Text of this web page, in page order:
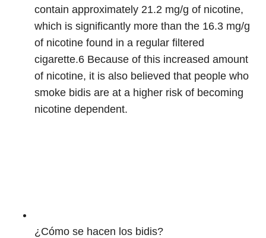
contain approximately 21.2 mg/g of nicotine,
which is significantly more than the 16.3 mg/g
of nicotine found in a regular filtered
cigarette.6 Because of this increased amount
of nicotine, it is also believed that people who
smoke bidis are at a higher risk of becoming
nicotine dependent.
¿Cómo se hacen los bidis?